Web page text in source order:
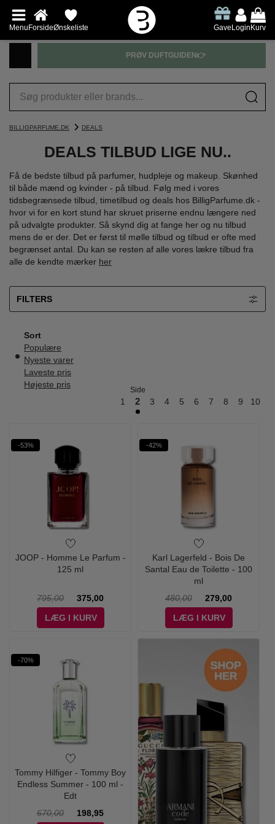
MenuForsideØnskeliste GaveLoginKurv
PRØV DUFTGUIDEN👉
BILLIGPARFUME.DK DEALS
DEALS TILBUD LIGE NU..
Få de bedste tilbud på parfumer, hudpleje og makeup. Skønhed
til både mænd og kvinder - på tilbud. Følg med i vores
tidsbegrænsede tilbud, timetilbud og deals hos BilligParfume.dk -
hvor vi for en kort stund har skruet priserne endnu længere ned
på udvalgte produkter. Så skynd dig at fange her og nu tilbud
mens de er der. Det er først til mølle tilbud og tilbud er ofte med
begrænset antal. Du kan se resten af alle vores lækre tilbud fra
alle de kendte mærker her
FILTERS
Sort
Populære
Nyeste varer
Laveste pris
Højeste pris
Side
1 2 3 4 5 6 7 8 9 10
-53%
JOOP - Homme Le Parfum -
125 ml
795,00
375,00
LÆG I KURV
-42%
Karl Lagerfeld - Bois De
Santal Eau de Toilette - 100
ml
480,00
279,00
LÆG I KURV
-70%
Tommy Hilfiger - Tommy Boy
Endless Summer - 100 ml -
Edt
670,00
198,95